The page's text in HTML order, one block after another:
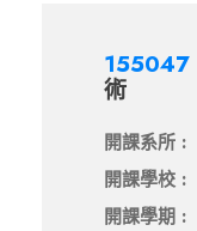
155047
術
開課系所 :
開課學校 :
開課學期 :